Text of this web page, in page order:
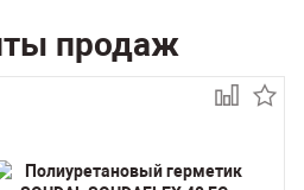
продаж